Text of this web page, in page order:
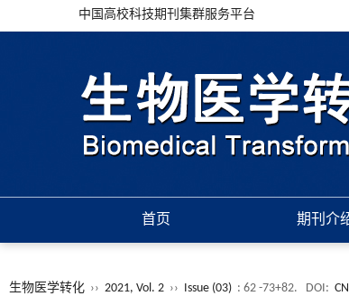
中国高校科技期刊集群服务平台
首页 期刊介
生物医学转化 ›› 2021, Vol. 2 ›› Issue (03) : 62 -73+82. DOI: